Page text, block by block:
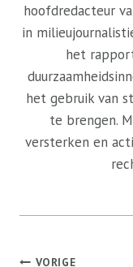
hoofdredacteur
in
het
het gebruik van
te brengen.
versterken en
VORIGE